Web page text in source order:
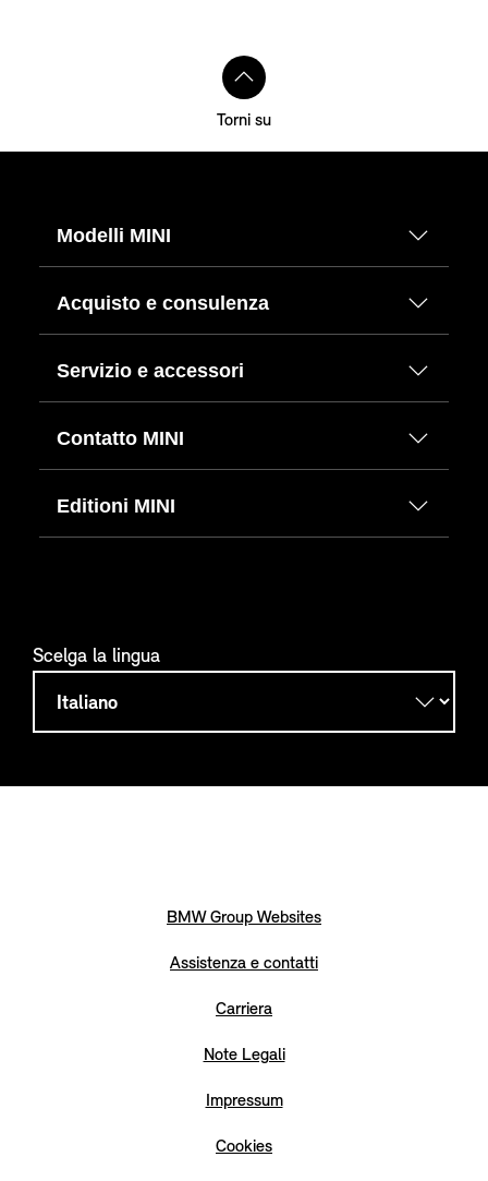
Torni su
Modelli MINI
Acquisto e consulenza
Servizio e accessori
Contatto MINI
Editioni MINI
Scelga la lingua
BMW Group Websites
Assistenza e contatti
Carriera
Note Legali
Impressum
Cookies